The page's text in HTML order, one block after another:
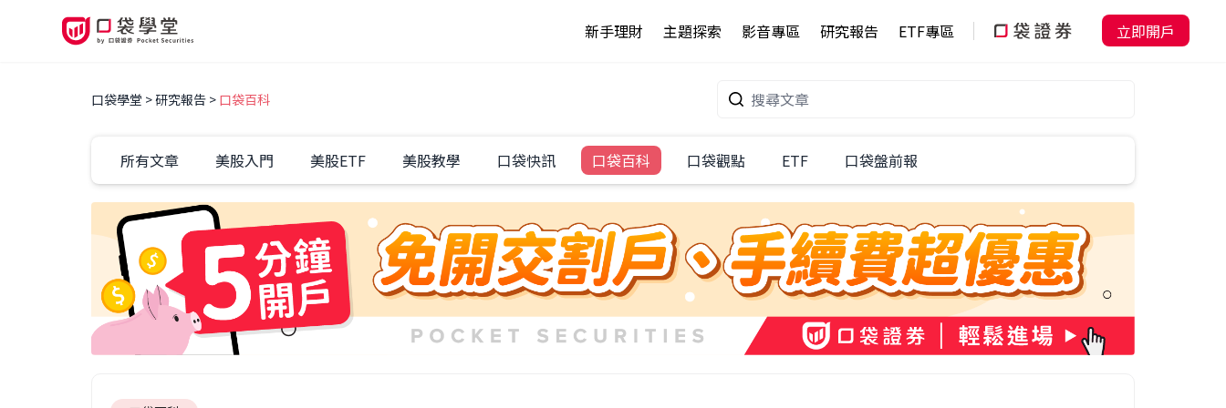
新手理財 主題探索 影音專區 研究報告 ETF專區 立即開戶
口袋學堂 研究報告 口袋百科
所有文章 美股入門 美股ETF 美股教學 口袋快訊 口袋百科 口袋觀點 ETF 口袋盤前報